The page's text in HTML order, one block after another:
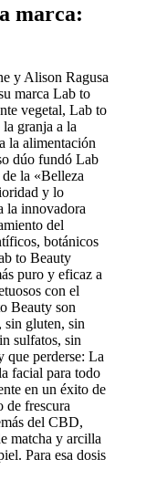
marca:
y Alison Ragusa
marca Lab to
vegetal, Lab to
granja a la
la alimentación
dúo fundó Lab
la «Belleza
y lo
la innovadora
del
botánicos
to Beauty
puro y eficaz a
con el
Beauty son
sin gluten, sin
sulfatos, sin
perderse: La
facial para todo
en un éxito de
de frescura
del CBD,
matcha y arcilla
Para esa dosis